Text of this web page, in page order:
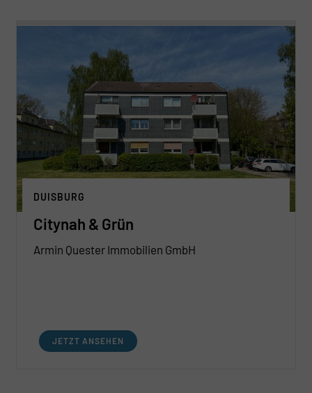
DUISBURG
Citynah & Grün
Armin Quester Immobilien GmbH
JETZT ANSEHEN